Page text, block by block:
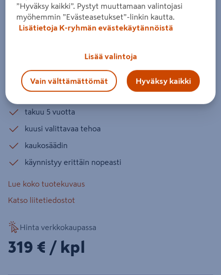
Terassilämmitin ECO Pro-line 2000
W, musta HEAT1
erittäin korkealuokkainen terassilämmitin. 98% vähemmän
valosäteilyä. Ohjattavissa älypuhelimella
takuu 5 vuotta
kuusi valittavaa tehoa
kaukosäädin
käynnistyy erittäin nopeasti
Lue koko tuotekuvaus
Katso liitetiedostot
Hinta verkkokaupassa
319€/kpl
319 € / kpl
”Hyväksy kaikki”. Pystyt muuttamaan valintojasi
myöhemmin ”Evästeasetukset”-linkin kautta.
Lisätietoja K-ryhmän evästekäytännöistä
Lisää valintoja
Vain välttämättömät Hyväksy kaikki